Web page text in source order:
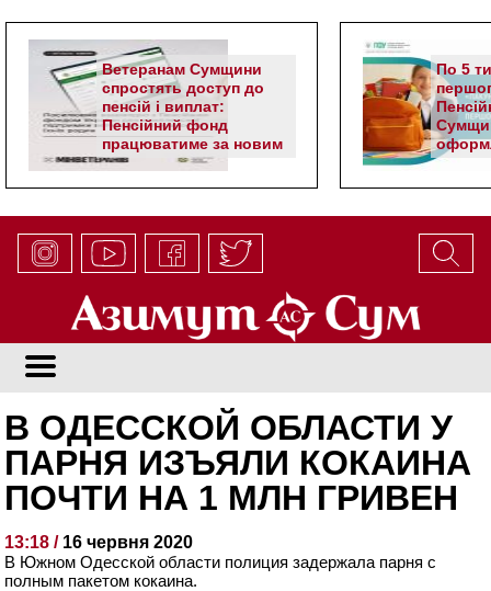
Ветеранам Сумщини
спростять доступ до
пенсій і виплат:
Пенсійний фонд
працюватиме за новим
алгоритмом
По 5
В ОДЕССКОЙ ОБЛАСТИ У
ПАРНЯ ИЗЪЯЛИ КОКАИНА
ПОЧТИ НА 1 МЛН ГРИВЕН
13:18 / 16 червня 2020
В Южном Одесской области полиция задержала парня с
полным пакетом кокаина.